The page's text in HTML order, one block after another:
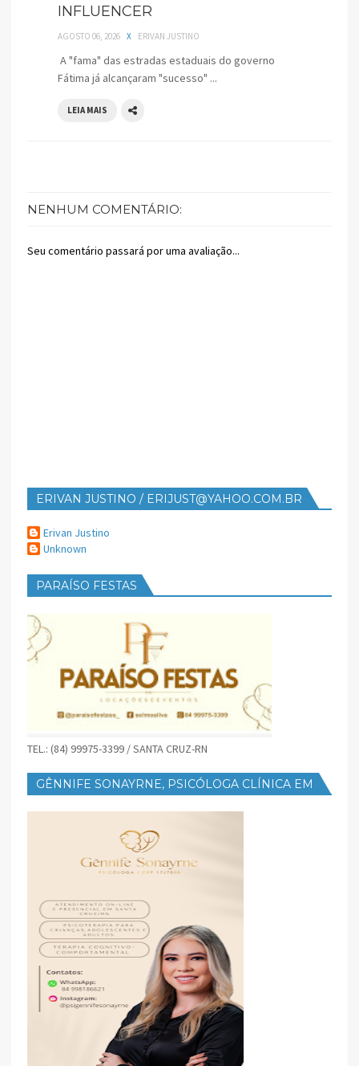
INFLUENCER
AGOSTO 06, 2026 X ERIVAN JUSTINO
A "fama" das estradas estaduais do governo
Fátima já alcançaram "sucesso" ...
LEIA MAIS
NENHUM COMENTÁRIO:
Seu comentário passará por uma avaliação...
ERIVAN JUSTINO / ERIJUST@YAHOO.COM.BR
Erivan Justino
Unknown
PARAÍSO FESTAS
TEL.: (84) 99975-3399 / SANTA CRUZ-RN
GÊNNIFE SONAYRNE, PSICÓLOGA CLÍNICA EM